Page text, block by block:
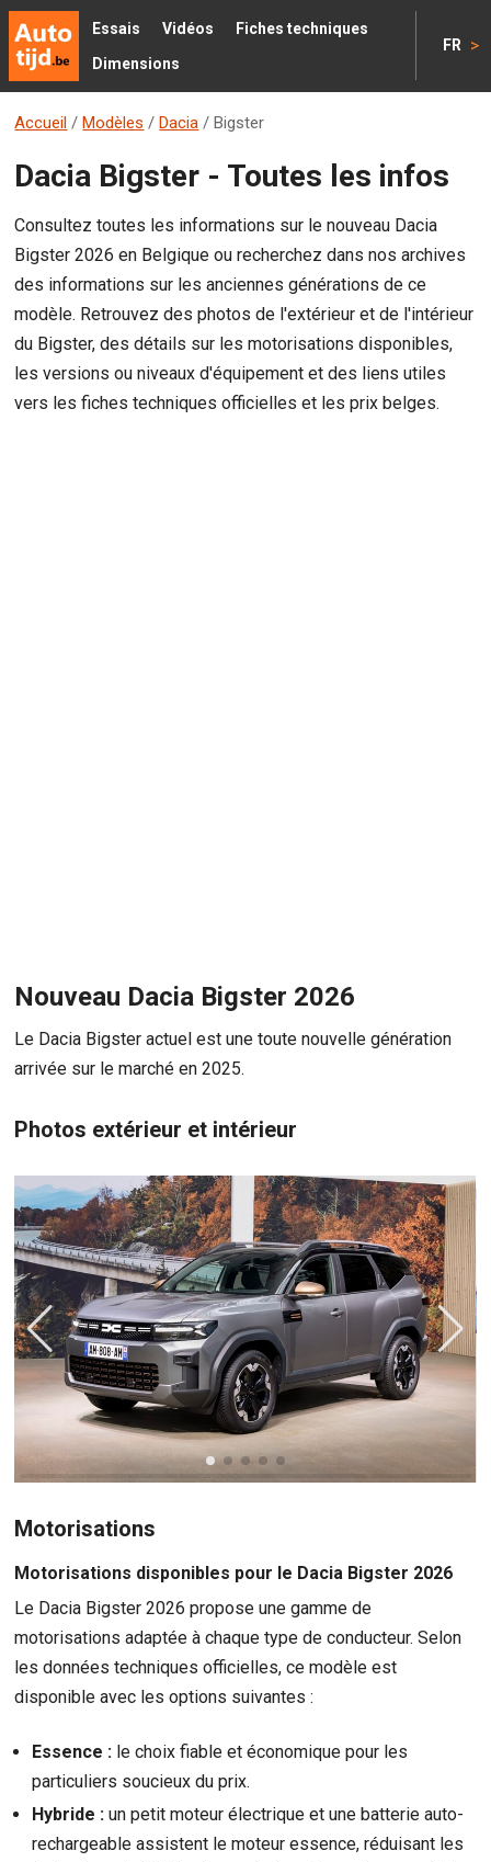
Essais Vidéos
Fiches techniques
Dimensions
FR >
Accueil / Modèles / Dacia / Bigster
Dacia Bigster - Toutes les infos
Consultez toutes les informations sur le nouveau Dacia
Bigster 2026 en Belgique ou recherchez dans nos archives
des informations sur les anciennes générations de ce
modèle. Retrouvez des photos de l'extérieur et de l'intérieur
du Bigster, des détails sur les motorisations disponibles,
les versions ou niveaux d'équipement et des liens utiles
vers les fiches techniques officielles et les prix belges.
Nouveau Dacia Bigster 2026
Le Dacia Bigster actuel est une toute nouvelle génération
arrivée sur le marché en 2025.
Photos extérieur et intérieur
Motorisations
Motorisations disponibles pour le Dacia Bigster 2026
Le Dacia Bigster 2026 propose une gamme de
motorisations adaptée à chaque type de conducteur. Selon
les données techniques officielles, ce modèle est
disponible avec les options suivantes :
Essence : le choix fiable et économique pour les
particuliers soucieux du prix.
Hybride : un petit moteur électrique et une batterie auto-
rechargeable assistent le moteur essence, réduisant les